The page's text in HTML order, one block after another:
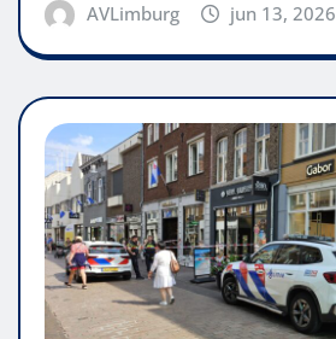
AVLimburg jun 13, 2026